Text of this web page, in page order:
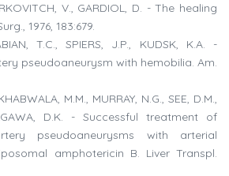
V., GARDIOL, D. - The healing
1976, 183:679.
T.C., SPIERS, J.P., KUDSK, K.A. -
pseudoaneurysm with hemobilia. Am.
M.M., MURRAY, N.G., SEE, D.M.,
D.K. - Successful treatment of
pseudoaneurysms with arterial
amphotericin B. Liver Transpl.